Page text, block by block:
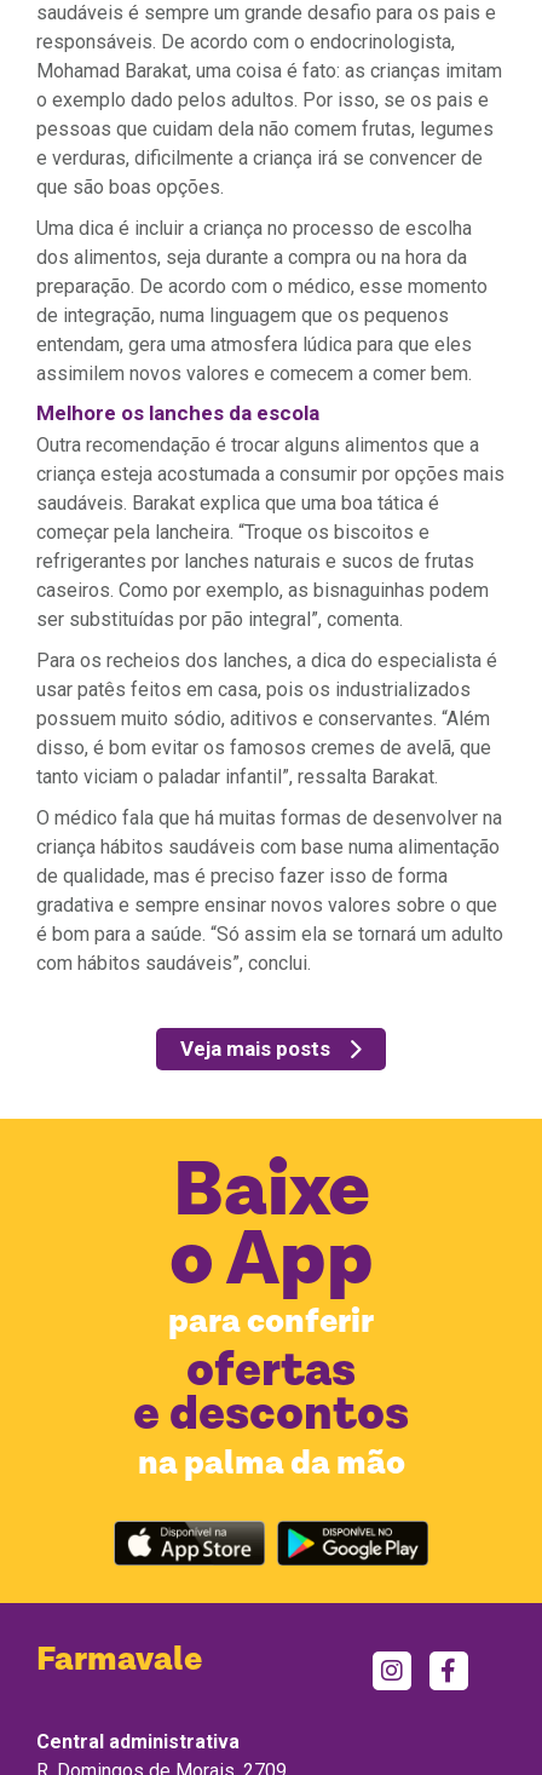
saudáveis é sempre um grande desafio para os pais e
responsáveis. De acordo com o endocrinologista,
Mohamad Barakat, uma coisa é fato: as crianças imitam
o exemplo dado pelos adultos. Por isso, se os pais e
pessoas que cuidam dela não comem frutas, legumes
e verduras, dificilmente a criança irá se convencer de
que são boas opções.
Uma dica é incluir a criança no processo de escolha
dos alimentos, seja durante a compra ou na hora da
preparação. De acordo com o médico, esse momento
de integração, numa linguagem que os pequenos
entendam, gera uma atmosfera lúdica para que eles
assimilem novos valores e comecem a comer bem.
Melhore os lanches da escola
Outra recomendação é trocar alguns alimentos que a
criança esteja acostumada a consumir por opções mais
saudáveis. Barakat explica que uma boa tática é
começar pela lancheira. “Troque os biscoitos e
refrigerantes por lanches naturais e sucos de frutas
caseiros. Como por exemplo, as bisnaguinhas podem
ser substituídas por pão integral”, comenta.
Para os recheios dos lanches, a dica do especialista é
usar patês feitos em casa, pois os industrializados
possuem muito sódio, aditivos e conservantes. “Além
disso, é bom evitar os famosos cremes de avelã, que
tanto viciam o paladar infantil”, ressalta Barakat.
O médico fala que há muitas formas de desenvolver na
criança hábitos saudáveis com base numa alimentação
de qualidade, mas é preciso fazer isso de forma
gradativa e sempre ensinar novos valores sobre o que
é bom para a saúde. “Só assim ela se tornará um adulto
com hábitos saudáveis”, conclui.
Veja mais posts
Baixe
oApp
para conferir
ofertas
e descontos
na palma da mão
Farmavale
Central administrativa